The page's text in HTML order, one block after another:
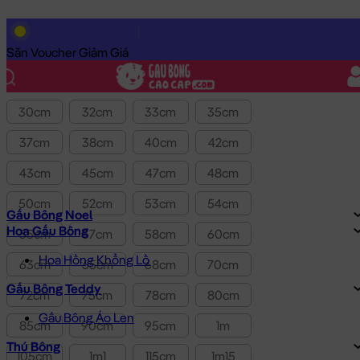
Săn Voucher Giảm Giá
Gấu Bông Noel
Hoa Gấu Bông
Hoa Hồng Khổng Lồ
Gấu Bông Teddy
Gấu Bông Áo Len
Thú Bông
Lọc theo Giá SP:
Giá
Kích thước
30cm 32cm 33cm
35cm
37cm
38cm 40cm
42cm
43cm
45cm 47cm
48cm
50cm
52cm 53cm
54cm
55cm
57cm 58cm
60cm
63cm
65cm 68cm
70cm
72cm
75cm 78cm
80cm
85cm
90cm 95cm
1m
105cm
1m1 115cm
1m15